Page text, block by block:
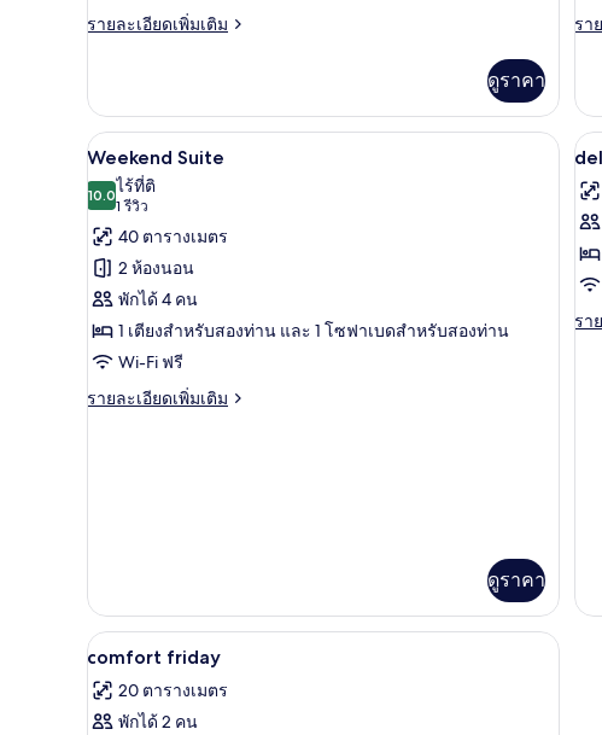
รายละเอียดเพิ่มเติม
ราย
เกี่ยว
กับ
Deluxe
Saturday
ดูราคา
ซ์
รา
ราย
เกี่ยว
กับ
ห้อง
ลัก
ซ์
ท
เปิด
ภาพถ่าย
ทั้งหมด
ของ
Weekend
Suite
Weekend Suite | มินิบาร์, ตู้นิรภัยในห้อ
9
Weekend Suite
10.010.0 จาก 10
ไร้ที่ติ
1 รีวิว
(1
รีวิว)
40 ตารางเมตร
2 ห้องนอน
พักได้ 4 คน
1 เตียงสำหรับสองท่าน และ 1 โซฟาเบดสำหรับสองท่าน
Wi-Fi ฟรี
รายละเอียดเพิ่มเติม
ราย
ดูราคา
เปิ
ภ
ทั้
ข
รา
ราย
เปิด
ภาพถ่าย
ทั้งหมด
มินิบาร์, ตู้นิรภัยในห้องพัก, โต๊ะทำงาน, ผ้
5
comfort friday
20 ตารางเมตร
พักได้ 2 คน